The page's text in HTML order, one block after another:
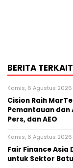
BERITA TERKAIT
Kamis, 6 Agustus 2026
Cision Raih
Pemantauan dan
Pers, dan AEO
Kamis, 6 Agustus 2026
Fair Finance Asia
untuk Sektor Batu